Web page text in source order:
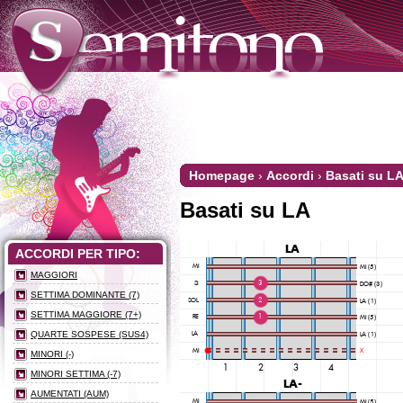
Homepage › Accordi › Basati su LA
Basati su LA
ACCORDI PER TIPO:
MAGGIORI
SETTIMA DOMINANTE (7)
SETTIMA MAGGIORE (7+)
QUARTE SOSPESE (SUS4)
MINORI (-)
MINORI SETTIMA (-7)
AUMENTATI (AUM)